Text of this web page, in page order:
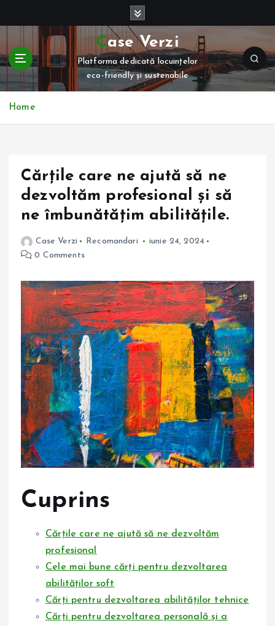
t
c
Case Verzi
Platforma dedicată locuințelor
eco-friendly și sustenabile
Home
Cărțile care ne ajută să ne
dezvoltăm profesional și să
ne îmbunătățim abilitățile.
Case Verzi Recomandari
iunie 24, 2024
0 Comments
Cuprins
Cărțile care ne ajută să ne dezvoltăm
profesional
Cele mai bune cărți pentru dezvoltarea
abilităților soft
Cărți pentru dezvoltarea abilităților tehnice
Cărți pentru dezvoltarea personală și a